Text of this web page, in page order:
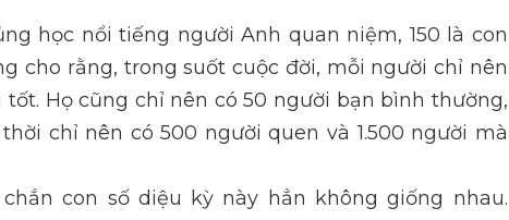
học nổi tiếng người Anh quan niệm, 150 là con
cho rằng, trong suốt cuộc đời, mỗi người chỉ nên
tốt. Họ cũng chỉ nên có 50 người bạn bình thường,
chỉ nên có 500 người quen và 1.500 người mà
con số diệu kỳ này hẳn không giống nhau.